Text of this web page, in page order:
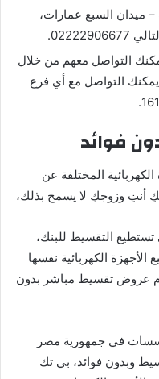
الخطاب – ميدان السبع عمارات،
ويمكنك التواصل معهم من خلال
التالي 02233022208 أو يمكنك التواصل مع أي فرع
فوائد
المختلفة عن
أنتِ وزوجكِ لا يسمح بذلك،
تستطيع التقسيط للبنك،
الكهربائية نفسها
عروض تقسيط مباشر بدون
في جمهورية مصر
وبدون فوائد، بي تك